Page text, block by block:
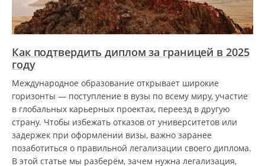
Как подтвердить диплом за границей в 2025
году
Международное образование открывает широкие
горизонты — поступление в вузы по всему миру, участие
в глобальных карьерных проектах, переезд в другую
страну. Чтобы избежать отказов от университетов или
задержек при оформлении визы, важно заранее
позаботиться о правильной легализации своего диплома.
В этой статье мы разберём, зачем нужна легализация,